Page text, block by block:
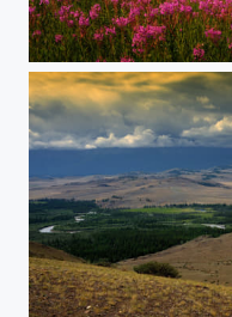
Sibiria - Tiefland